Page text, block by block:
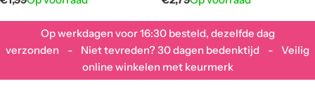
Op werkdagen voor 16:30 besteld, dezelfde dag
verzonden - Niet tevreden? 30 dagen bedenktijd - Veilig
online winkelen met keurmerk